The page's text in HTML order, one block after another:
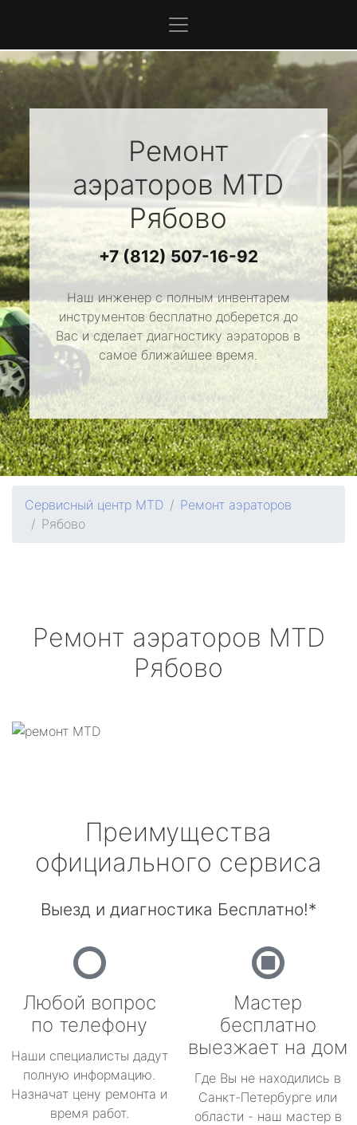
Ремонт
аэраторов MTD
Рябово
+7 (812) 507-16-92
Наш инженер с полным инвентарем
инструментов бесплатно доберется до
Вас и сделает диагностику аэраторов в
самое ближайшее время.
Сервисный центр MTD
Ремонт аэраторов
Рябово
Ремонт аэраторов MTD
Рябово
Преимущества
официального сервиса
Выезд и диагностика Бесплатно!*
Любой вопрос
по телефону
Наши специалисты дадут
полную информацию.
Назначат цену ремонта и
время работ.
Мастер
бесплатно
выезжает на дом
Где Вы не находились в
Санкт-Петербурге или
области - наш мастер в